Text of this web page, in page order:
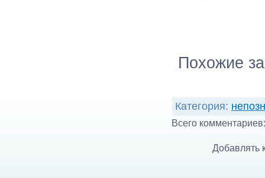
Похожие
Категория:
Всего комментариев
Добавлять